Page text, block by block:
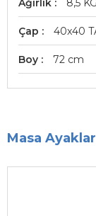
Ağırlık 8,5 KG
Çap 40x40
Boy 72 cm
Masa